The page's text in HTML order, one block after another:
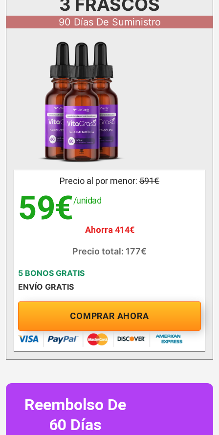
90 Días De Suministro
Precio al por menor: 591€
59€/unidad
Ahorra 414€
Precio total: 177€
5 BONOS GRATIS
ENVÍO GRATIS
COMPRAR AHORA
Reembolso De
60 Días